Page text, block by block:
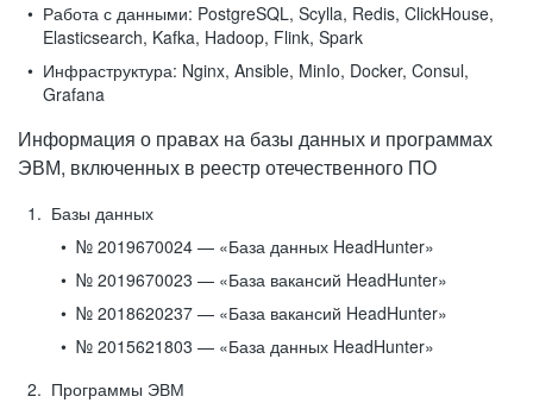
Работа с данными: PostgreSQL, Scylla, Redis, ClickHouse,
Elasticsearch, Kafka, Hadoop, Flink, Spark
Инфраструктура: Nginx, Ansible, MinIo, Docker, Consul,
Grafana
Информация о правах на базы данных и программах
ЭВМ, включенных в реестр отечественного ПО
Базы данных
№ 2019670024 — «База данных HeadHunter»
№ 2019670023 — «База вакансий HeadHunter»
№ 2018620237 — «База вакансий HeadHunter»
№ 2015621803 — «База данных HeadHunter»
Программы ЭВМ